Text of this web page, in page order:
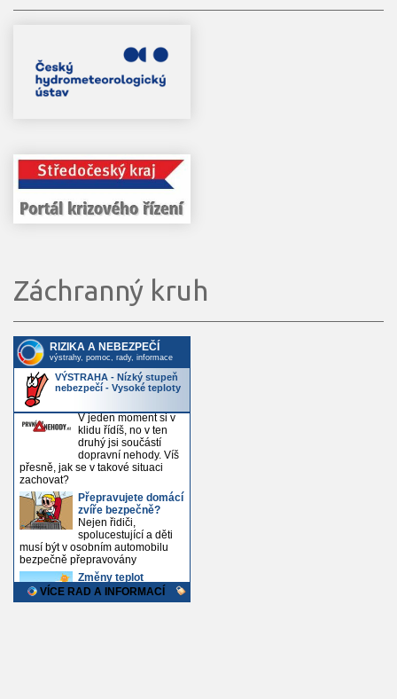
Záchranný kruh